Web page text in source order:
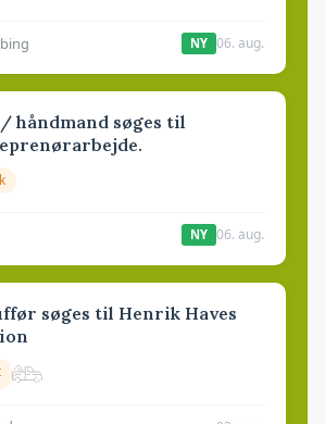
NY 06. aug.
håndmand søges til
NY 06. aug.
søges til Henrik Haves